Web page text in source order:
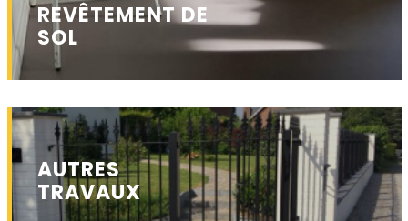
REVÊTEMENT DE
SOL
AUTRES
TRAVAUX